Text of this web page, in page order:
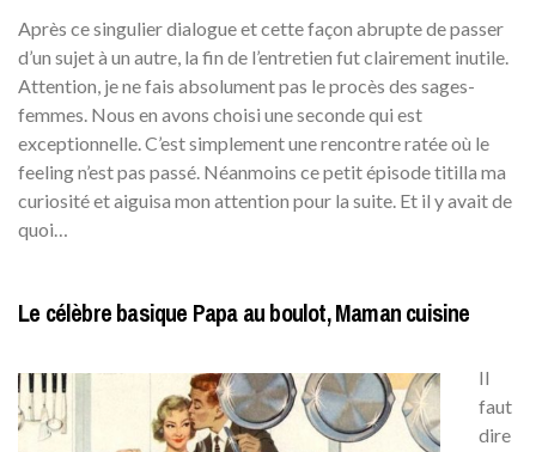
Après ce singulier dialogue et cette façon abrupte de passer
d’un sujet à un autre, la fin de l’entretien fut clairement inutile.
Attention, je ne fais absolument pas le procès des sages-
femmes. Nous en avons choisi une seconde qui est
exceptionnelle. C’est simplement une rencontre ratée où le
feeling n’est pas passé. Néanmoins ce petit épisode titilla ma
curiosité et aiguisa mon attention pour la suite. Et il y avait de
quoi…
Le célèbre basique Papa au boulot, Maman cuisine
Il
faut
dire